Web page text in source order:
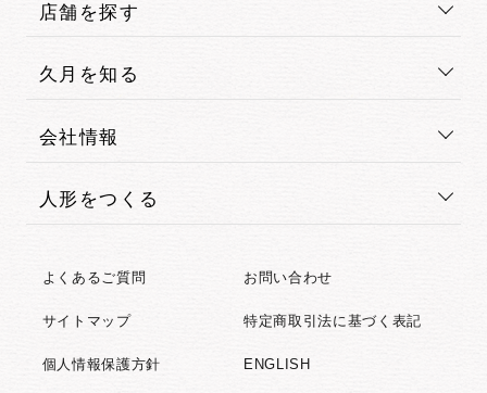
店舗を探す
久月を知る
会社情報
人形をつくる
よくあるご質問 お問い合わせ
サイトマップ 特定商取引法に基づく表記
個人情報保護方針 ENGLISH